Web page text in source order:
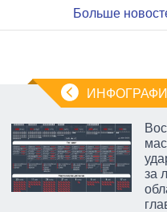
Больше
за